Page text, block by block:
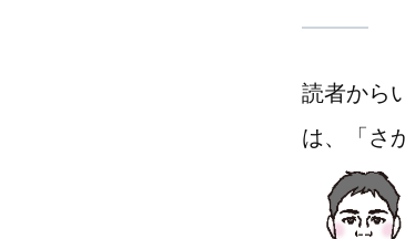
読者から
は、「さ